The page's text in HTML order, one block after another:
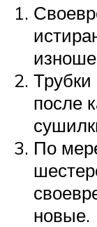
Трубки
после
По
новые.